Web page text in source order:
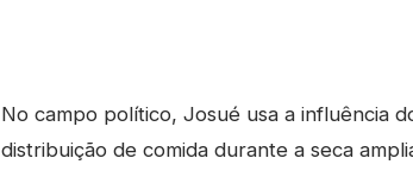
No campo político, Josué usa a influência
distribuição de comida durante a seca